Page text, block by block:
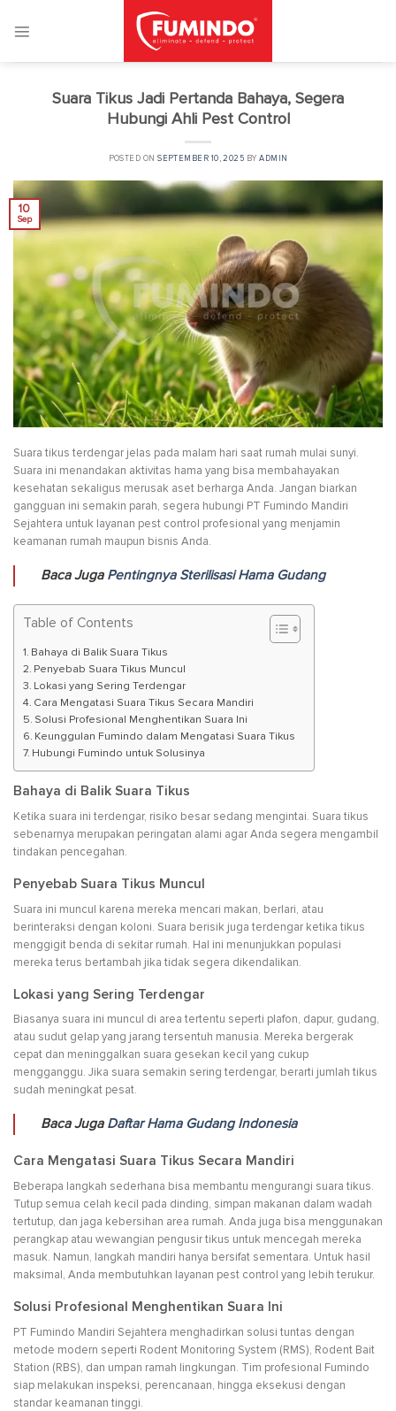
Suara Tikus Jadi Pertanda Bahaya, Segera
Hubungi Ahli Pest Control
POSTED ONSEPTEMBER 10, 2025 BYADMIN
10
Sep
Suara tikus terdengar jelas pada malam hari saat rumah mulai sunyi.
Suara ini menandakan aktivitas hama yang bisa membahayakan
kesehatan sekaligus merusak aset berharga Anda. Jangan biarkan
gangguan ini semakin parah, segera hubungi PT Fumindo Mandiri
Sejahtera untuk layanan pest control profesional yang menjamin
keamanan rumah maupun bisnis Anda.
Baca JugaPentingnya Sterilisasi Hama Gudang
Table of Contents
Bahaya di Balik Suara Tikus
Penyebab Suara Tikus Muncul
Lokasi yang Sering Terdengar
Cara Mengatasi Suara Tikus Secara Mandiri
Solusi Profesional Menghentikan Suara Ini
Keunggulan Fumindo dalam Mengatasi Suara Tikus
Hubungi Fumindo untuk Solusinya
Bahaya di Balik Suara Tikus
Ketika suara ini terdengar, risiko besar sedang mengintai. Suara tikus
sebenarnya merupakan peringatan alami agar Anda segera mengambil
tindakan pencegahan.
Penyebab Suara Tikus Muncul
Suara ini muncul karena mereka mencari makan, berlari, atau
berinteraksi dengan koloni. Suara berisik juga terdengar ketika tikus
menggigit benda di sekitar rumah. Hal ini menunjukkan populasi
mereka terus bertambah jika tidak segera dikendalikan.
Lokasi yang Sering Terdengar
Biasanya suara ini muncul di area tertentu seperti plafon, dapur, gudang,
atau sudut gelap yang jarang tersentuh manusia. Mereka bergerak
cepat dan meninggalkan suara gesekan kecil yang cukup
mengganggu. Jika suara semakin sering terdengar, berarti jumlah tikus
sudah meningkat pesat.
Baca Juga Daftar Hama Gudang Indonesia
Cara Mengatasi Suara Tikus Secara Mandiri
Beberapa langkah sederhana bisa membantu mengurangi suara tikus.
Tutup semua celah kecil pada dinding, simpan makanan dalam wadah
tertutup, dan jaga kebersihan area rumah. Anda juga bisa menggunakan
perangkap atau wewangian pengusir tikus untuk mencegah mereka
masuk. Namun, langkah mandiri hanya bersifat sementara. Untuk hasil
maksimal, Anda membutuhkan layanan pest control yang lebih terukur.
Solusi Profesional Menghentikan Suara Ini
PT Fumindo Mandiri Sejahtera menghadirkan solusi tuntas dengan
metode modern seperti Rodent Monitoring System (RMS), Rodent Bait
Station (RBS), dan umpan ramah lingkungan. Tim profesional Fumindo
siap melakukan inspeksi, perencanaan, hingga eksekusi dengan
standar keamanan tinggi.